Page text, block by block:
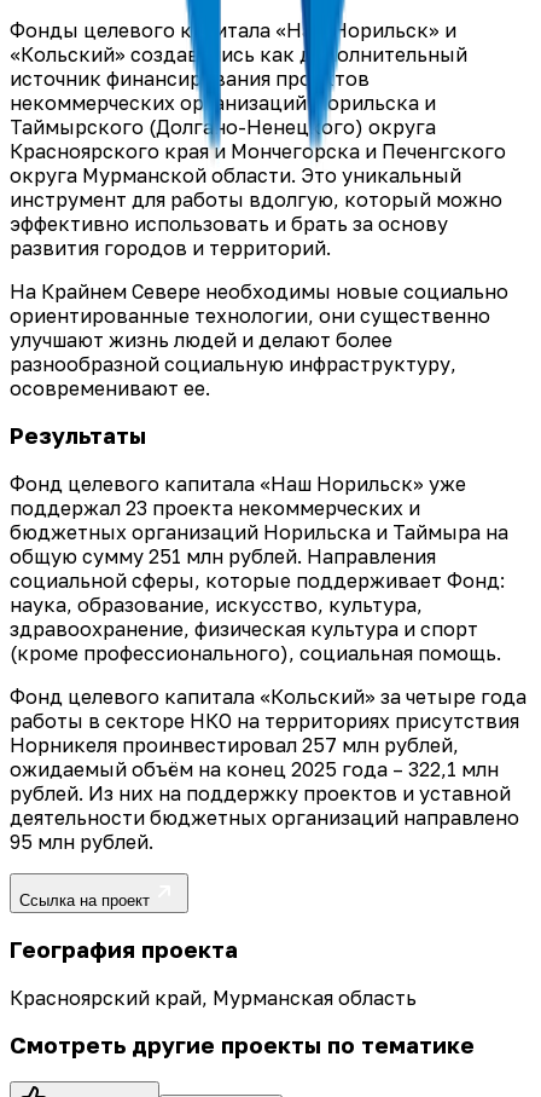
Фонды целевого капитала «Наш Норильск» и
«Кольский» создавались как дополнительный
источник финансирования проектов
некоммерческих организаций Норильска и
Таймырского (Долгано-Ненецкого) округа
Красноярского края и Мончегорска и Печенгского
округа Мурманской области. Это уникальный
инструмент для работы вдолгую, который можно
эффективно использовать и брать за основу
развития городов и территорий.
На Крайнем Севере необходимы новые социально
ориентированные технологии, они существенно
улучшают жизнь людей и делают более
разнообразной социальную инфраструктуру,
осовременивают ее.
Результаты
Фонд целевого капитала «Наш Норильск» уже
поддержал 23 проекта некоммерческих и
бюджетных организаций Норильска и Таймыра на
общую сумму 251 млн рублей. Направления
социальной сферы, которые поддерживает Фонд:
наука, образование, искусство, культура,
здравоохранение, физическая культура и спорт
(кроме профессионального), социальная помощь.
Фонд целевого капитала «Кольский» за четыре года
работы в секторе НКО на территориях присутствия
Норникеля проинвестировал 257 млн рублей,
ожидаемый объём на конец 2025 года – 322,1 млн
рублей. Из них на поддержку проектов и уставной
деятельности бюджетных организаций направлено
95 млн рублей.
Ссылка на проект
География проекта
Красноярский край, Мурманская область
Смотреть другие проекты по тематике